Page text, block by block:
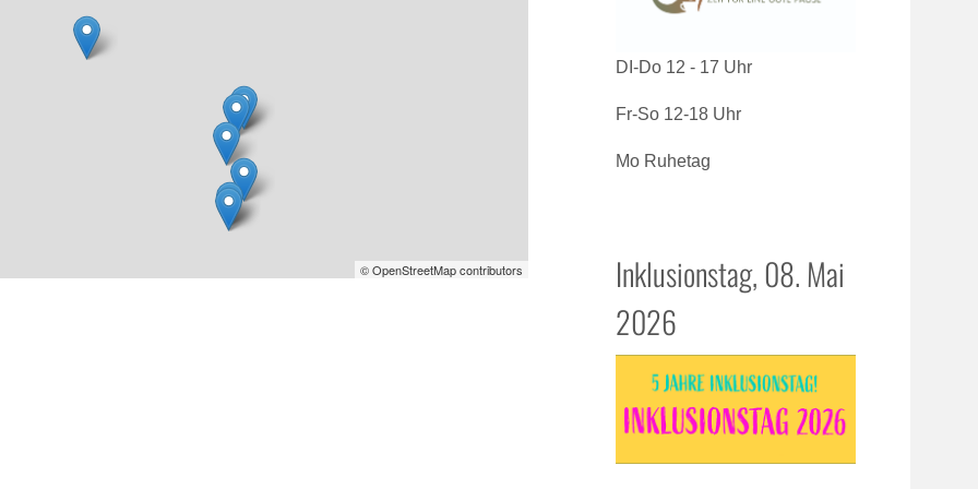
© OpenStreetMap contributors
DI-Do 12 - 17 Uhr
Fr-So 12-18 Uhr
Mo Ruhetag
Inklusionstag, 08. Mai
2026